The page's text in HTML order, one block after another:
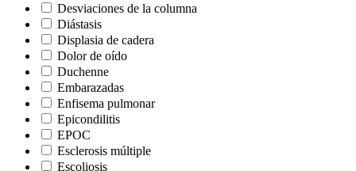
Desviaciones de la columna
Diástasis
Displasia de cadera
Dolor de oído
Duchenne
Embarazadas
Enfisema pulmonar
Epicondilitis
EPOC
Esclerosis múltiple
Escoliosis